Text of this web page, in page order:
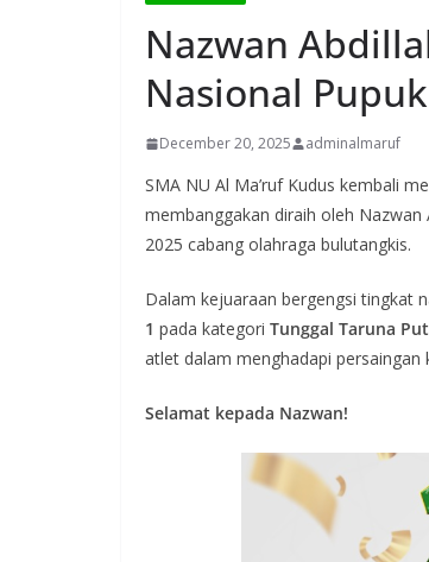
Nazwan
Nasional
December 20, 2025 adminalmaruf
SMA NU Al Ma’ruf Kudus kembali
membanggakan diraih oleh Nazwan
2025 cabang olahraga bulutangkis.
Dalam kejuaraan bergengsi tingkat
1 pada kategori Tunggal Taruna
atlet dalam menghadapi
Selamat kepada Nazwan!